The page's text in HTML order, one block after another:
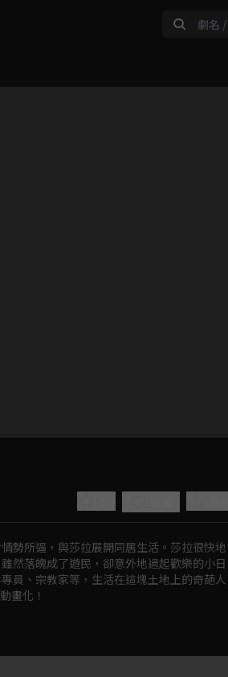
勢所逼，與莎拉展開同居生活。莎拉很快地
然落魄成了遊民，卻意外地過起歡樂的小日
員、宗教家等，生活在這塊土地上的奇葩人
畫化！